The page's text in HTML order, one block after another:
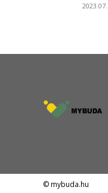
© mybuda.hu